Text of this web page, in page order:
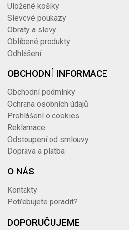
Uložené košíky
Slevové poukazy
Obraty a slevy
Oblíbené produkty
Odhlášení
OBCHODNÍ INFORMACE
Obchodní podmínky
Ochrana osobních údajů
Prohlášení o cookies
Reklamace
Odstoupení od smlouvy
Doprava a platba
O NÁS
Kontakty
Potřebujete poradit?
DOPORUČUJEME